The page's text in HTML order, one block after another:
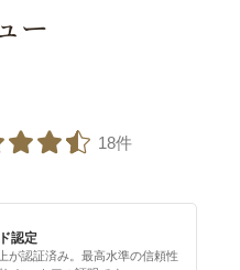
ー
18件
認定
が認証済み。最高水準の信頼性